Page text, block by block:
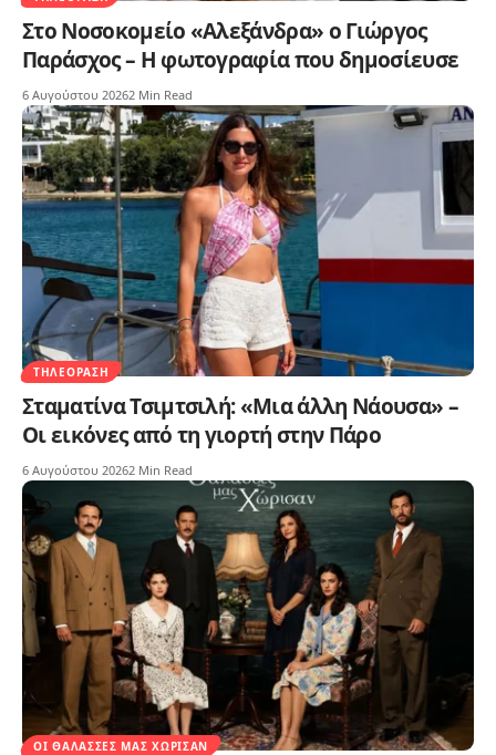
Στο Νοσοκομείο «Αλεξάνδρα» ο Γιώργος
Παράσχος – Η φωτογραφία που δημοσίευσε
6 Αυγούστου 20262 Min Read
ΤΗΛΕΌΡΑΣΗ
Σταματίνα Τσιμτσιλή: «Μια άλλη Νάουσα» –
Οι εικόνες από τη γιορτή στην Πάρο
6 Αυγούστου 20262 Min Read
ΟΙ ΘΆΛΑΣΣΕΣ ΜΑΣ ΧΏΡΙΣΑΝ